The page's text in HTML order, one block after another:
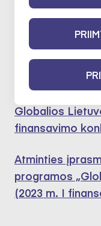
Dalyvavo
grupėse:
Atminties
Globalios
finansavimo
Atminties
programos
(2023 m. I